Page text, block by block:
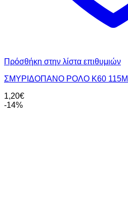
Πρόσθήκη στην λίστα επιθυμιών
ΣΜΥΡΙΔΟΠΑΝΟ ΡΟΛΟ Κ60
1,20€
-14%